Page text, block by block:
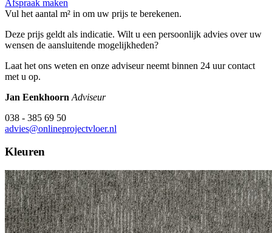
Afspraak maken
Vul het aantal m² in om uw prijs te berekenen.
Deze prijs geldt als indicatie. Wilt u een persoonlijk advies over uw
wensen de aansluitende mogelijkheden?
Laat het ons weten en onze adviseur neemt binnen 24 uur contact
met u op.
Jan Eenkhoorn Adviseur
038 - 385 69 50
advies@onlineprojectvloer.nl
Kleuren